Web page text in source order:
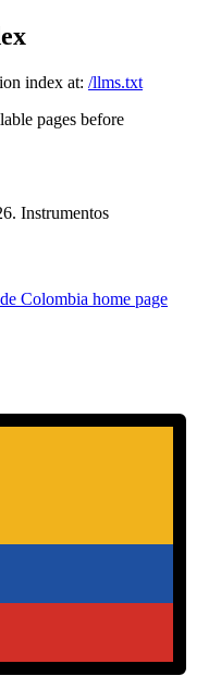
index at: /llms.txt
pages before
Instrumentos
Colombia home page